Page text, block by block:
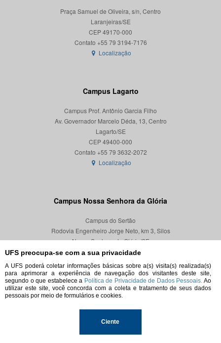
UFS preocupa-se com a sua privacidade
A UFS poderá coletar informações básicas sobre a(s) visita(s) realizada(s)
para aprimorar a experiência de navegação dos visitantes deste site,
segundo o que estabelece a Política de Privacidade de Dados Pessoais. Ao
utilizar este site, você concorda com a coleta e tratamento de seus dados
pessoais por meio de formulários e cookies.
Ciente
Praça Samuel de Oliveira, s/n, Centro
Laranjeiras/SE
CEP 49170-000
Localização
Campus Lagarto
Campus Prof. Antônio Garcia Filho
Av. Governador Marcelo Déda, 13, Centro
Lagarto/SE
CEP 49400-000
Localização
Campus Nossa Senhora da Glória
Campus do Sertão
Rodovia Engenheiro Jorge Neto, km 3, Silos
Nossa Senhora da Glória/SE
CEP 49680-000
Localização
© 2026. Todos os direitos reservados.
Universidade Federal de Sergipe.